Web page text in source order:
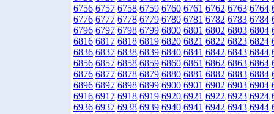
6756 6757 6758 6759 6760 6761 6762 6763 6764
6776 6777 6778 6779 6780 6781 6782 6783 6784
6796 6797 6798 6799 6800 6801 6802 6803 6804
6816 6817 6818 6819 6820 6821 6822 6823 6824
6836 6837 6838 6839 6840 6841 6842 6843 6844
6856 6857 6858 6859 6860 6861 6862 6863 6864
6876 6877 6878 6879 6880 6881 6882 6883 6884
6896 6897 6898 6899 6900 6901 6902 6903 6904
6916 6917 6918 6919 6920 6921 6922 6923 6924
6936 6937 6938 6939 6940 6941 6942 6943 6944